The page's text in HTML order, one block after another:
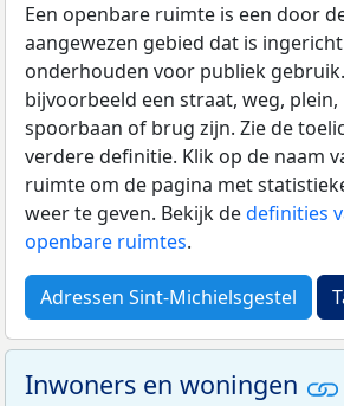
Een openbare ruimte is een door
aangewezen gebied dat is
onderhouden voor publiek
bijvoorbeeld een straat, weg,
spoorbaan of brug zijn. Zie de
verdere definitie. Klik op de naam
ruimte om de pagina met
weer te geven. Bekijk dedefinities
openbare ruimtes.
Adressen Sint-Michielsgestel
Inwoners en woningen